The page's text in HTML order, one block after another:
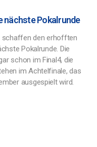
nächste Pokalrunde
schaffen den erhofften
Pokalrunde. Die
schon im Final4, die
im Achtelfinale, das
ausgespielt wird.